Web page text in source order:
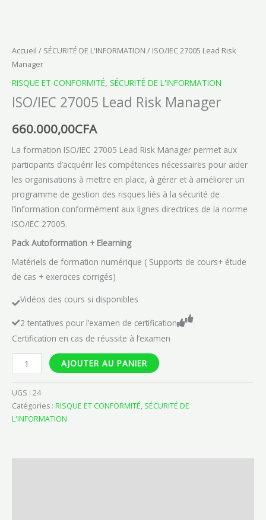
Accueil / SÉCURITÉ DE L'INFORMATION / ISO/IEC 27005 Lead Risk
Manager
RISQUE ET CONFORMITÉ, SÉCURITÉ DE L'INFORMATION
ISO/IEC 27005 Lead Risk Manager
660.000,00CFA
La formation ISO/IEC 27005 Lead Risk Manager permet aux
participants d’acquérir les compétences nécessaires pour aider
les organisations à mettre en place, à gérer et à améliorer un
programme de gestion des risques liés à la sécurité de
l’information conformément aux lignes directrices de la norme
ISO/IEC 27005.
Pack Autoformation + Elearning
Matériels de formation numérique ( Supports de cours+ étude
de cas + exercices corrigés)
Vidéos des cours si disponibles
2 tentatives pour l’examen de certification
Certification en cas de réussite à l’examen
AJOUTER AU PANIER
UGS : 24
Catégories : RISQUE ET CONFORMITÉ, SÉCURITÉ DE
L'INFORMATION